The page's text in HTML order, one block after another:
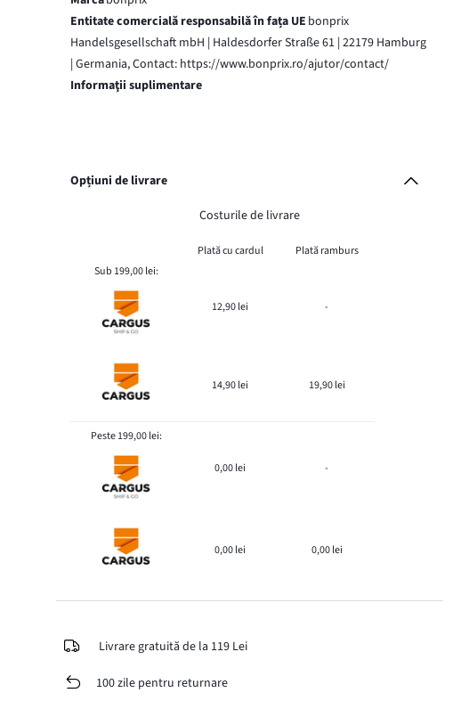
Entitate comercială responsabilă în fața UE bonprix
Handelsgesellschaft mbH | Haldesdorfer Straße 61 | 22179 Hamburg
| Germania, Contact: https://www.bonprix.ro/ajutor/contact/
Informaţii suplimentare
Opțiuni de livrare
Costurile de livrare
Plată cu cardul
Plată ramburs
Sub 199,00 lei:
12,90 lei -
14,90 lei 19,90 lei
Peste 199,00 lei:
0,00 lei -
0,00 lei 0,00 lei
Livrare gratuită de la 119 Lei
100 zile pentru returnare